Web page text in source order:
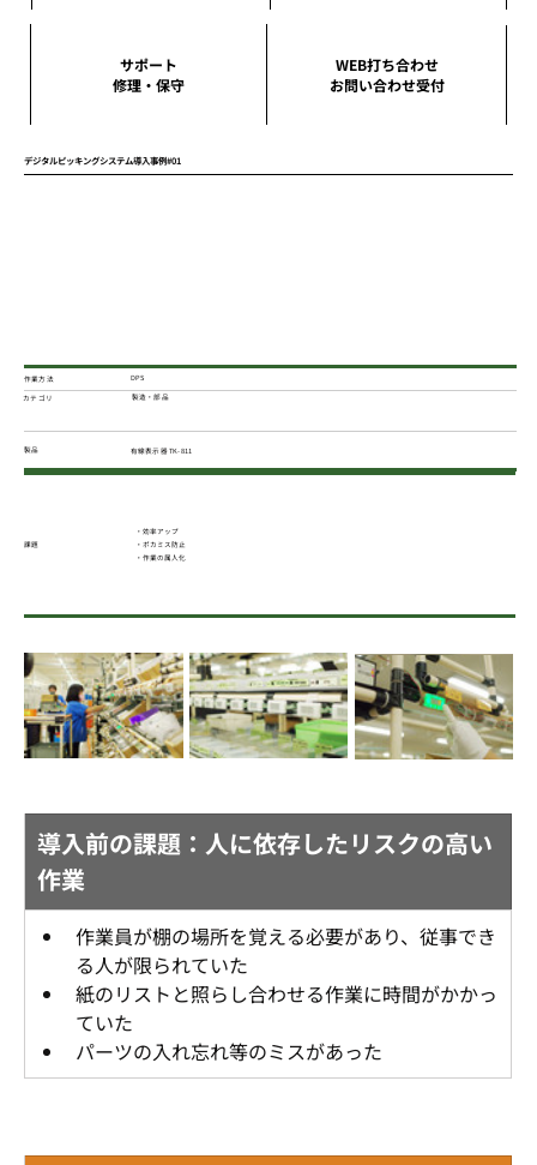
サポート
修理・保守
WEB打ち合わせ
お問い合わせ受付
デジタルピッキングシステム導入事例#01
作業方法 DPS
カテゴリ 製造・部品
製品 有線表示器 TK- 811
課題
・効率アップ
・ポカミス防止
・作業の属人化
導入前の課題：人に依存したリスクの高い
作業
作業員が棚の場所を覚える必要があり、従事でき
る人が限られていた
紙のリストと照らし合わせる作業に時間がかかっ
ていた
パーツの入れ忘れ等のミスがあった